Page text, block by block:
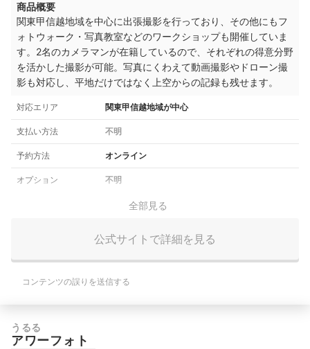
商品概要
関東甲信越地域を中心に出張撮影を行っており、その他にもフ
ォトウォーク・写真教室などのワークショップも開催していま
す。2名のカメラマンが在籍しているので、それぞれの得意分野
を活かした撮影が可能。写真にくわえて動画撮影やドローン撮
影も対応し、平地だけではなく上空からの記録も残せます。
対応エリア 関東甲信越地域が中心
支払い方法 不明
予約方法 オンライン
オプション 不明
全部見る
公式サイトで詳細を見る
コンテンツの誤りを送信する
うるる
アワーフォト